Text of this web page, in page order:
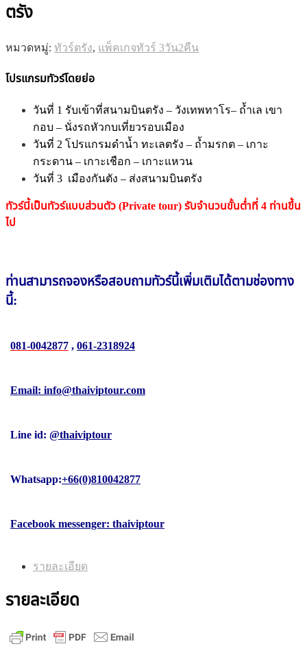
ตรัง
หมวดหมู่: ทัวร์ตรัง, แพ็คเกจทัวร์ 3วัน2คืน
โปรแกรมทัวร์โดยย่อ
วันที่ 1 รับเข้าที่สนามบินตรัง – วังเทพทาโร– ถ้ำเล เขา
กอบ – นั่งรถหัวกบเที่ยวรอบเมือง
วันที่ 2 โปรแกรมดำน้ำ ทะเลตรัง – ถ้ำมรกต – เกาะ
กระดาน – เกาะเชือก – เกาะแหวน
วันที่ 3 เมืองกันตัง – ส่งสนามบินตรัง
ทัวร์นี้เป็นทัวร์แบบส่วนตัว (Private tour) รับจำนวนขั้นต่ำที่ 4 ท่านขึ้น
ไป
ท่านสามารถจองหรือสอบถามทัวร์นี้เพิ่มเติมได้ตามช่องทาง
นี้:
081-0042877 , 061-2318924
Email: info@thaiviptour.com
Line id: @thaiviptour
Whatsapp:+66(0)810042877
Facebook messenger: thaiviptour
รายละเอียด
รายละเอียด